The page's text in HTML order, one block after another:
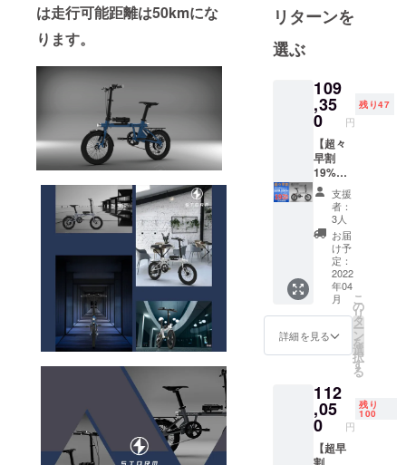
は走行可能距離は50kmにな
ります。
出会いがあ
りました。
アメリカの
ebayから
様々な商品
の輸入をし
日本で販売
を始めまし
た。
それから12
年以上にわ
たり輸入ビ
ジネスを続
けておりま
す。
リターンを
選ぶ
109
,35
0 円
残り47
【超々
早割
19%OF
F】
135000
→1093
50円
（税・
送料
込） ※
沖縄へ
の配送
は不可
となり
ます
容】
電動ア
シスト
自転車
STORM
支援
者：
3人
お届
け予
定：
2022
年04
月
詳細を見る
こ
の
リ
タ
ー
ン
を
選
択
す
る
112
,05
0 円
残り
100
【超早